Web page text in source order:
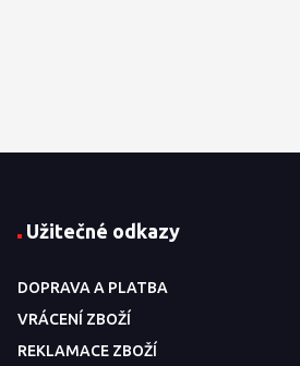
Užitečné odkazy
DOPRAVA A PLATBA
VRÁCENÍ ZBOŽÍ
REKLAMACE ZBOŽÍ